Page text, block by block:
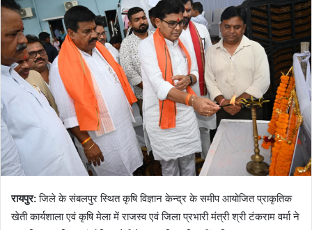
रायपुर:जिले के संबलपुर स्थित कृषि विज्ञान केन्द्र के समीप आयोजित प्राकृतिक
खेती कार्यशाला एवं कृषि मेला में राजस्व एवं जिला प्रभारी मंत्री श्री टंकराम वर्मा ने